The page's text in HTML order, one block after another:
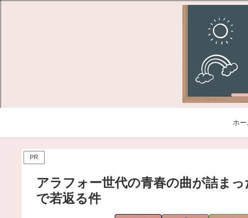
ホー
PR
アラフォー世代の青春の曲が詰ま
で若返る件